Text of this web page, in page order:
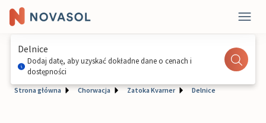
Delnice
Dodaj datę, aby uzyskać dokładne dane o cenach i
dostępności
Strona główna Chorwacja Zatoka Kvarner Delnice